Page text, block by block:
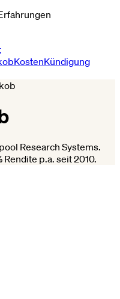
KostenKündigung
Research Systems.
p.a. seit 2010.